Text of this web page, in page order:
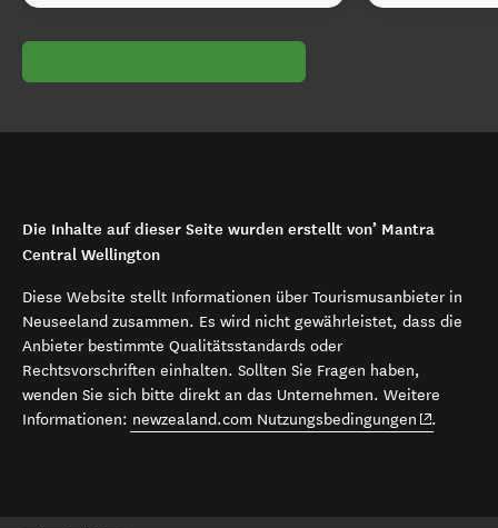
Die Inhalte auf dieser Seite wurden erstellt von’ Mantra
Central Wellington
Diese Website stellt Informationen über Tourismusanbieter in
Neuseeland zusammen. Es wird nicht gewährleistet, dass die
Anbieter bestimmte Qualitätsstandards oder
Rechtsvorschriften einhalten. Sollten Sie Fragen haben,
wenden Sie sich bitte direkt an das Unternehmen. Weitere
Informationen: newzealand.com Nutzungsbedingungen (opens in
.